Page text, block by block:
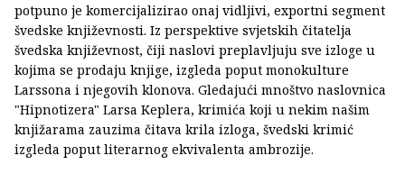
potpuno je komercijalizirao onaj vidljivi, exportni segment
švedske književnosti. Iz perspektive svjetskih čitatelja
švedska književnost, čiji naslovi preplavljuju sve izloge u
kojima se prodaju knjige, izgleda poput monokulture
Larssona i njegovih klonova. Gledajući mnoštvo naslovnica
"Hipnotizera" Larsa Keplera, krimića koji u nekim našim
knjižarama zauzima čitava krila izloga, švedski krimić
izgleda poput literarnog ekvivalenta ambrozije.